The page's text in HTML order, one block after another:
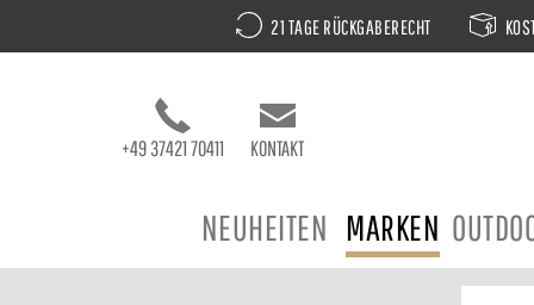
21 TAGE RÜCKGABERECHT
+49 37421 70411 KONTAKT
NEUHEITEN MARKEN